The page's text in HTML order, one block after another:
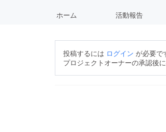
ホーム 活動報告
投稿するには ログイン が必要で
プロジェクトオーナーの承認後